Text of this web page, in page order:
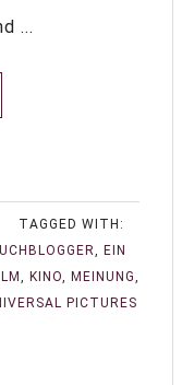
...
TAGGED WITH:
, EIN
, KINO, MEINUNG,
PICTURES